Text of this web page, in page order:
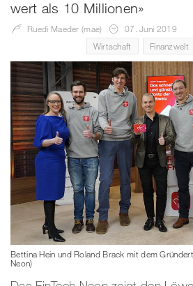
wert als 10 Millionen»
Ruedi Maeder (mae)
07. Juni 2019
Wirtschaft
Finanzwelt
Bettina Hein und Roland Brack mit dem
Neon)